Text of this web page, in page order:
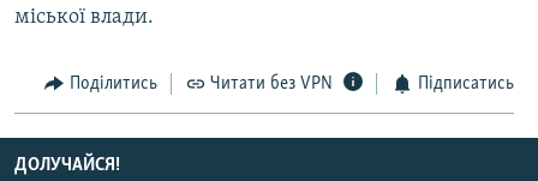
міської влади.
Поділитись Читати без VPN Підписатись
ДОЛУЧАЙСЯ!